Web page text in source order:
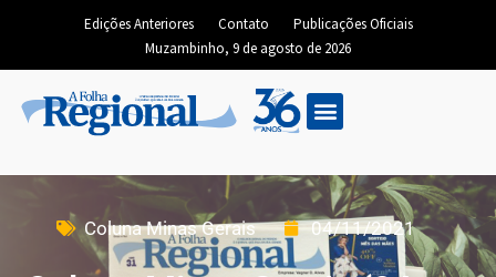
Edições Anteriores Contato
Publicações Oficiais
Muzambinho, 9 de agosto de 2026
Coluna Minas Gerais 04/11/2021